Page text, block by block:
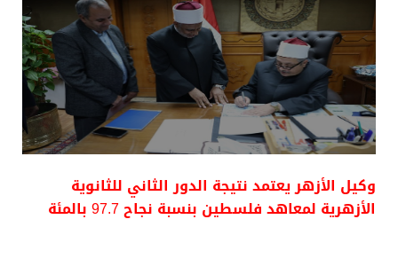
وكيل الأزهر يعتمد نتيجة الدور الثاني للثانوية
الأزهرية لمعاهد فلسطين بنسبة نجاح 97.7 بالمئة